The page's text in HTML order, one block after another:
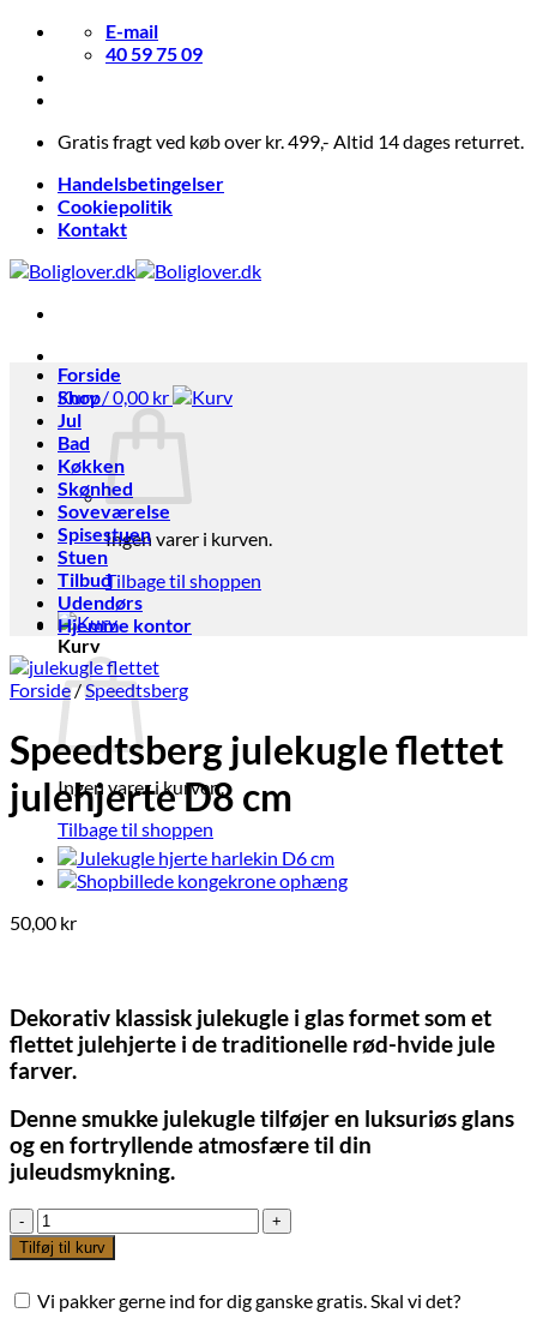
Fortsæt
indhold
E-mail
40 59 75 09
Gratis fragt ved køb over kr. 499,- Altid 14 dages returret.
Handelsbetingelser
Cookiepolitik
Kontakt
Kurv /0,00 kr
Ingen varer i kurven.
Tilbage til shoppen
Kurv
Ingen varer i kurven.
Tilbage til shoppen
Forside
Shop
Jul
Bad
Køkken
Skønhed
Soveværelse
Spisestuen
Stuen
Tilbud
Udendørs
Hjemme kontor
Forside/Speedtsberg
Speedtsberg julekugle flettet
julehjerte D8 cm
50,00 kr
Dekorativ klassisk julekugle i glas formet som et
flettet julehjerte i de traditionelle rød-hvide jule
farver.
Denne smukke julekugle tilføjer en luksuriøs glans
og en fortryllende atmosfære til din
juleudsmykning.
Speedtsberg
julekugle
flettet
D8
Tilføj til kurv
Vi pakker gerne ind for dig ganske gratis. Skal vi det?